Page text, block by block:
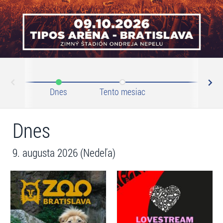
Dnes Tento mesiac
Dnes
9. augusta 2026 (Nedeľa)